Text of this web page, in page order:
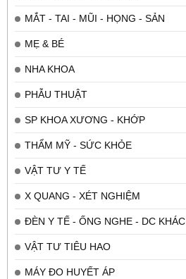
MẮT - TAI - MŨI - HỌNG - SẢN
MẸ & BÉ
NHA KHOA
PHẪU THUẬT
SP KHOA XƯƠNG - KHỚP
THẨM MỸ - SỨC KHỎE
VẬT TƯ Y TẾ
X QUANG - XÉT NGHIỆM
ĐÈN Y TẾ - ỐNG NGHE - DC KHÁC
VẬT TƯ TIÊU HAO
MÁY ĐO HUYẾT ÁP